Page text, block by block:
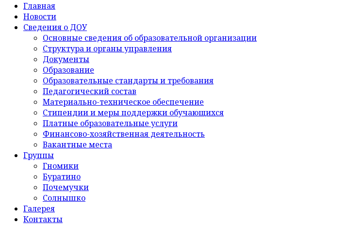
Главная
Новости
Сведения о ДОУ
Основные сведения об образовательной организации
Структура и органы управления
Документы
Образование
Образовательные стандарты и требования
Педагогический состав
Материально-техническое обеспечение
Стипендии и меры поддержки обучающихся
Платные образовательные услуги
Финансово-хозяйственная деятельность
Вакантные места
Группы
Гномики
Буратино
Почемучки
Солнышко
Галерея
Контакты